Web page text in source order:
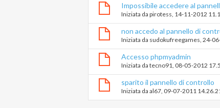
Impossibile accedere al
Iniziata da pirotess ‎, 14-11-2012
non accedo al pannello di
Iniziata da sudokufreegames ‎, 24-
Accesso phpmyadmin
Iniziata da tecno91 ‎, 08-05-2012
sparito il pannello di controllo
Iniziata da al67 ‎, 09-07-2011